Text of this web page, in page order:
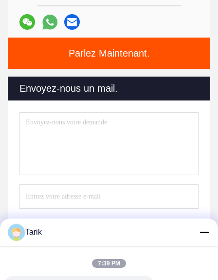
Parlez Maintenant.
Envoyez-nous un mail.
Tarik
7:39 PM